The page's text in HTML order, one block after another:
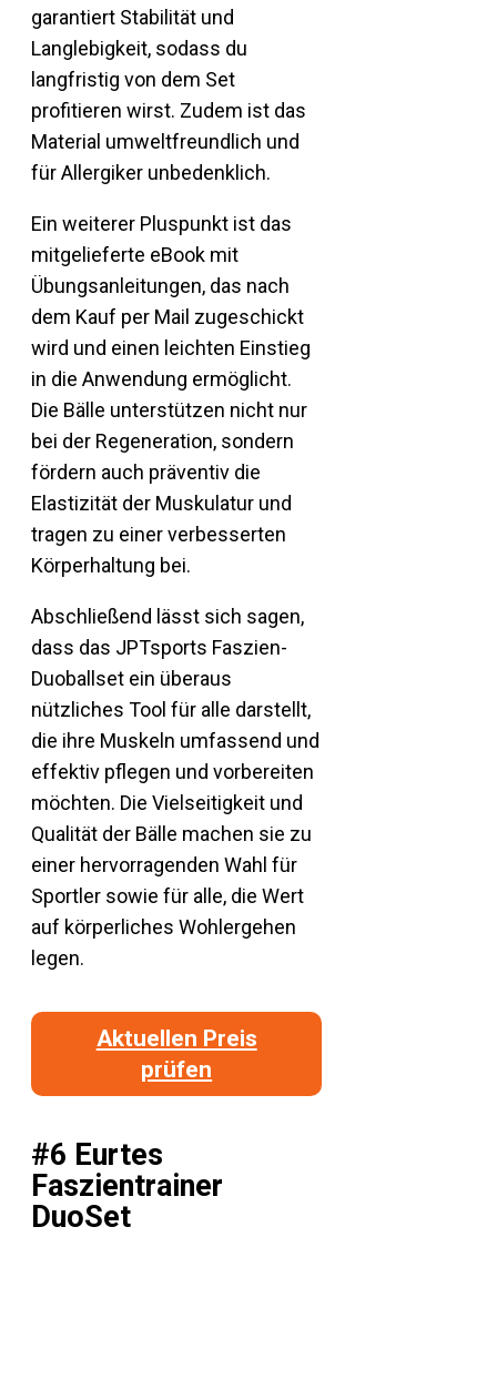
garantiert Stabilität und
Langlebigkeit, sodass du
langfristig von dem Set
profitieren wirst. Zudem ist das
Material umweltfreundlich und
für Allergiker unbedenklich.
Ein weiterer Pluspunkt ist das
mitgelieferte eBook mit
Übungsanleitungen, das nach
dem Kauf per Mail zugeschickt
wird und einen leichten Einstieg
in die Anwendung ermöglicht.
Die Bälle unterstützen nicht nur
bei der Regeneration, sondern
fördern auch präventiv die
Elastizität der Muskulatur und
tragen zu einer verbesserten
Körperhaltung bei.
Abschließend lässt sich sagen,
dass das JPTsports Faszien-
Duoballset ein überaus
nützliches Tool für alle darstellt,
die ihre Muskeln umfassend und
effektiv pflegen und vorbereiten
möchten. Die Vielseitigkeit und
Qualität der Bälle machen sie zu
einer hervorragenden Wahl für
Sportler sowie für alle, die Wert
auf körperliches Wohlergehen
legen.
Aktuellen Preis
prüfen
#6 Eurtes
Faszientrainer
DuoSet